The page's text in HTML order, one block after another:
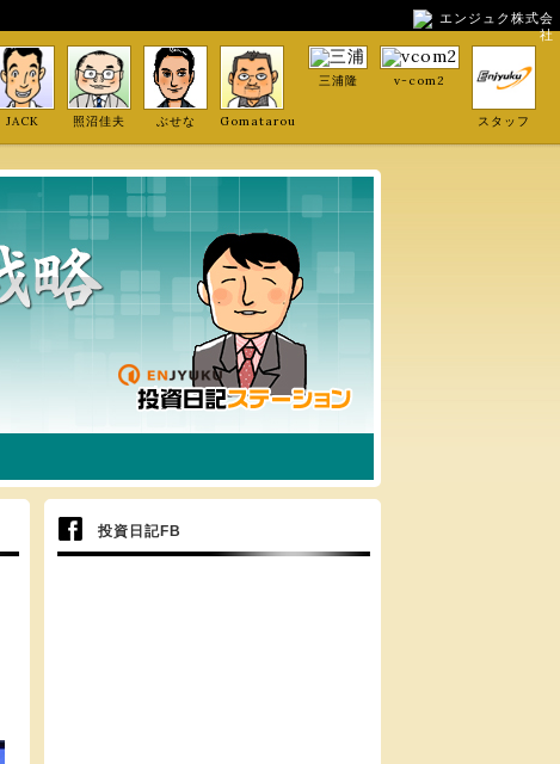
エンジュク株式会
社
JACK 照沼佳夫 ぶせな Gomatarou
三浦隆 v-com2
スタッフ
投資日記FB